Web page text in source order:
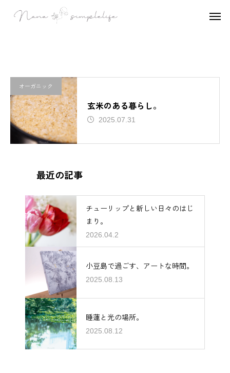
オーガニック
玄米のある暮らし。
2025.07.31
最近の記事
チューリップと新しい日々のはじ
まり。
2026.04.2
小豆島で過ごす、アートな時間。
2025.08.13
睡蓮と光の場所。
2025.08.12